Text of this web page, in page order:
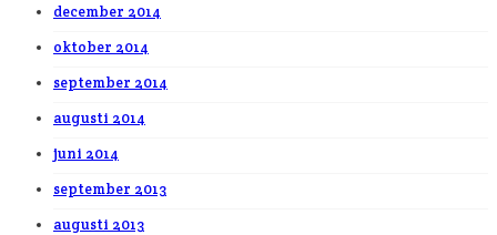
december 2014
oktober 2014
september 2014
augusti 2014
juni 2014
september 2013
augusti 2013